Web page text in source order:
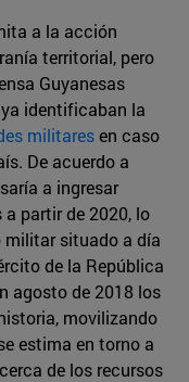
a la acción
territorial, pero
Guyanesas
identificaban la
militaresen caso
De acuerdo a
a ingresar
partir de 2020, lo
militar situado a día
de la República
agosto de 2018 los
movilizando
estima en torno a
de los recursos